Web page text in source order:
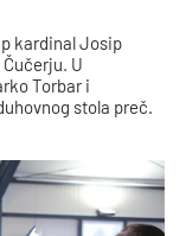
kardinal Josip
U
Torbar i
stola preč.